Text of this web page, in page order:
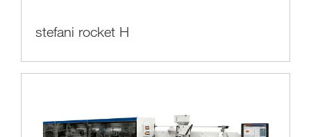
stefani rocket H